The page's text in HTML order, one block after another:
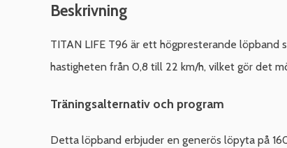
Beskrivning
TITAN LIFE T96 är ett högpresterande
hastigheten från 0,8 till 22 km/h, vilket gör det
Träningsalternativ och program
Detta löpband erbjuder en generös löpyta på